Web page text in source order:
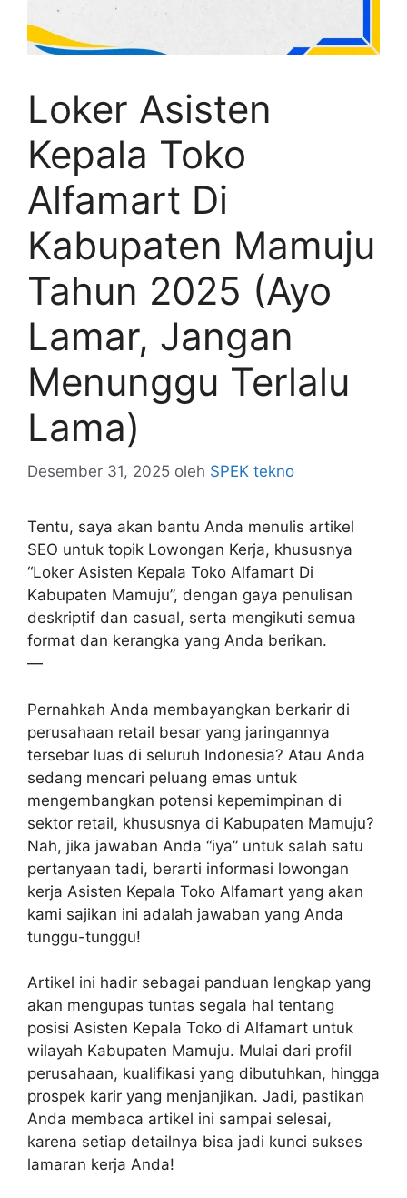
Loker Asisten
Kepala Toko
Alfamart Di
Kabupaten Mamuju
Tahun 2025 (Ayo
Lamar, Jangan
Menunggu Terlalu
Lama)
Desember 31, 2025 oleh SPEK tekno
Tentu, saya akan bantu Anda menulis artikel
SEO untuk topik Lowongan Kerja, khususnya
“Loker Asisten Kepala Toko Alfamart Di
Kabupaten Mamuju”, dengan gaya penulisan
deskriptif dan casual, serta mengikuti semua
format dan kerangka yang Anda berikan.
—
Pernahkah Anda membayangkan berkarir di
perusahaan retail besar yang jaringannya
tersebar luas di seluruh Indonesia? Atau Anda
sedang mencari peluang emas untuk
mengembangkan potensi kepemimpinan di
sektor retail, khususnya di Kabupaten Mamuju?
Nah, jika jawaban Anda “iya” untuk salah satu
pertanyaan tadi, berarti informasi lowongan
kerja Asisten Kepala Toko Alfamart yang akan
kami sajikan ini adalah jawaban yang Anda
tunggu-tunggu!
Artikel ini hadir sebagai panduan lengkap yang
akan mengupas tuntas segala hal tentang
posisi Asisten Kepala Toko di Alfamart untuk
wilayah Kabupaten Mamuju. Mulai dari profil
perusahaan, kualifikasi yang dibutuhkan, hingga
prospek karir yang menjanjikan. Jadi, pastikan
Anda membaca artikel ini sampai selesai,
karena setiap detailnya bisa jadi kunci sukses
lamaran kerja Anda!